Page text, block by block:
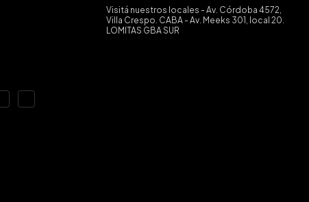
Visitá nuestros locales - Av. Córdoba 4572,
Villa Crespo. CABA - Av. Meeks 301, local 20.
LOMITAS GBA SUR